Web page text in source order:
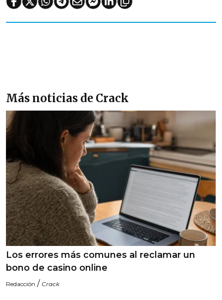
Más noticias de Crack
Los errores más comunes al reclamar un
bono de casino online
Redacción / Crack